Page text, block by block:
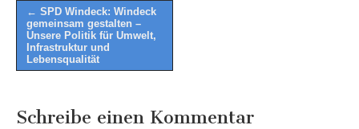
Post
navigation
← SPD Windeck: Windeck
gemeinsam gestalten –
Unsere Politik für Umwelt,
Infrastruktur und
Lebensqualität
Schreibe einen Kommentar